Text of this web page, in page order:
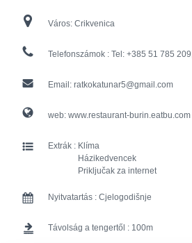
Város: Crikvenica
Telefonszámok : Tel: +385 51 785
Email: ratkokatunar5@gmail.com
web: www.restaurant-burin.eatbu.com
Extrák : Klíma
Házikedvencek
Priključak za internet
Nyitvatartás : Cjelogodišnje
Távolság a tengertől : 100